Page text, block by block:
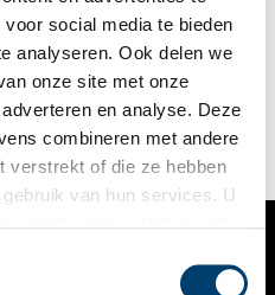
social media te bieden
analyseren. Ook delen we
onze site met onze
en analyse. Deze
combineren met andere
verstrekt of die ze hebben
van hun services. U
artiesten van de twintigste
Verenigde Staten om in
haar tijd vooruit als activiste
Ook was ze actief in het
een band met Amsterdam.
Amsterdam een
een leven vol verzet.